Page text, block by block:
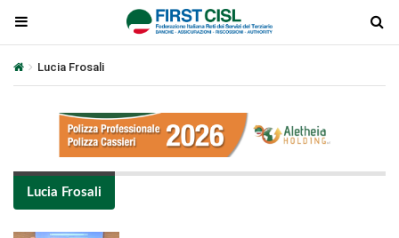
Lucia Frosali
Lucia Frosali